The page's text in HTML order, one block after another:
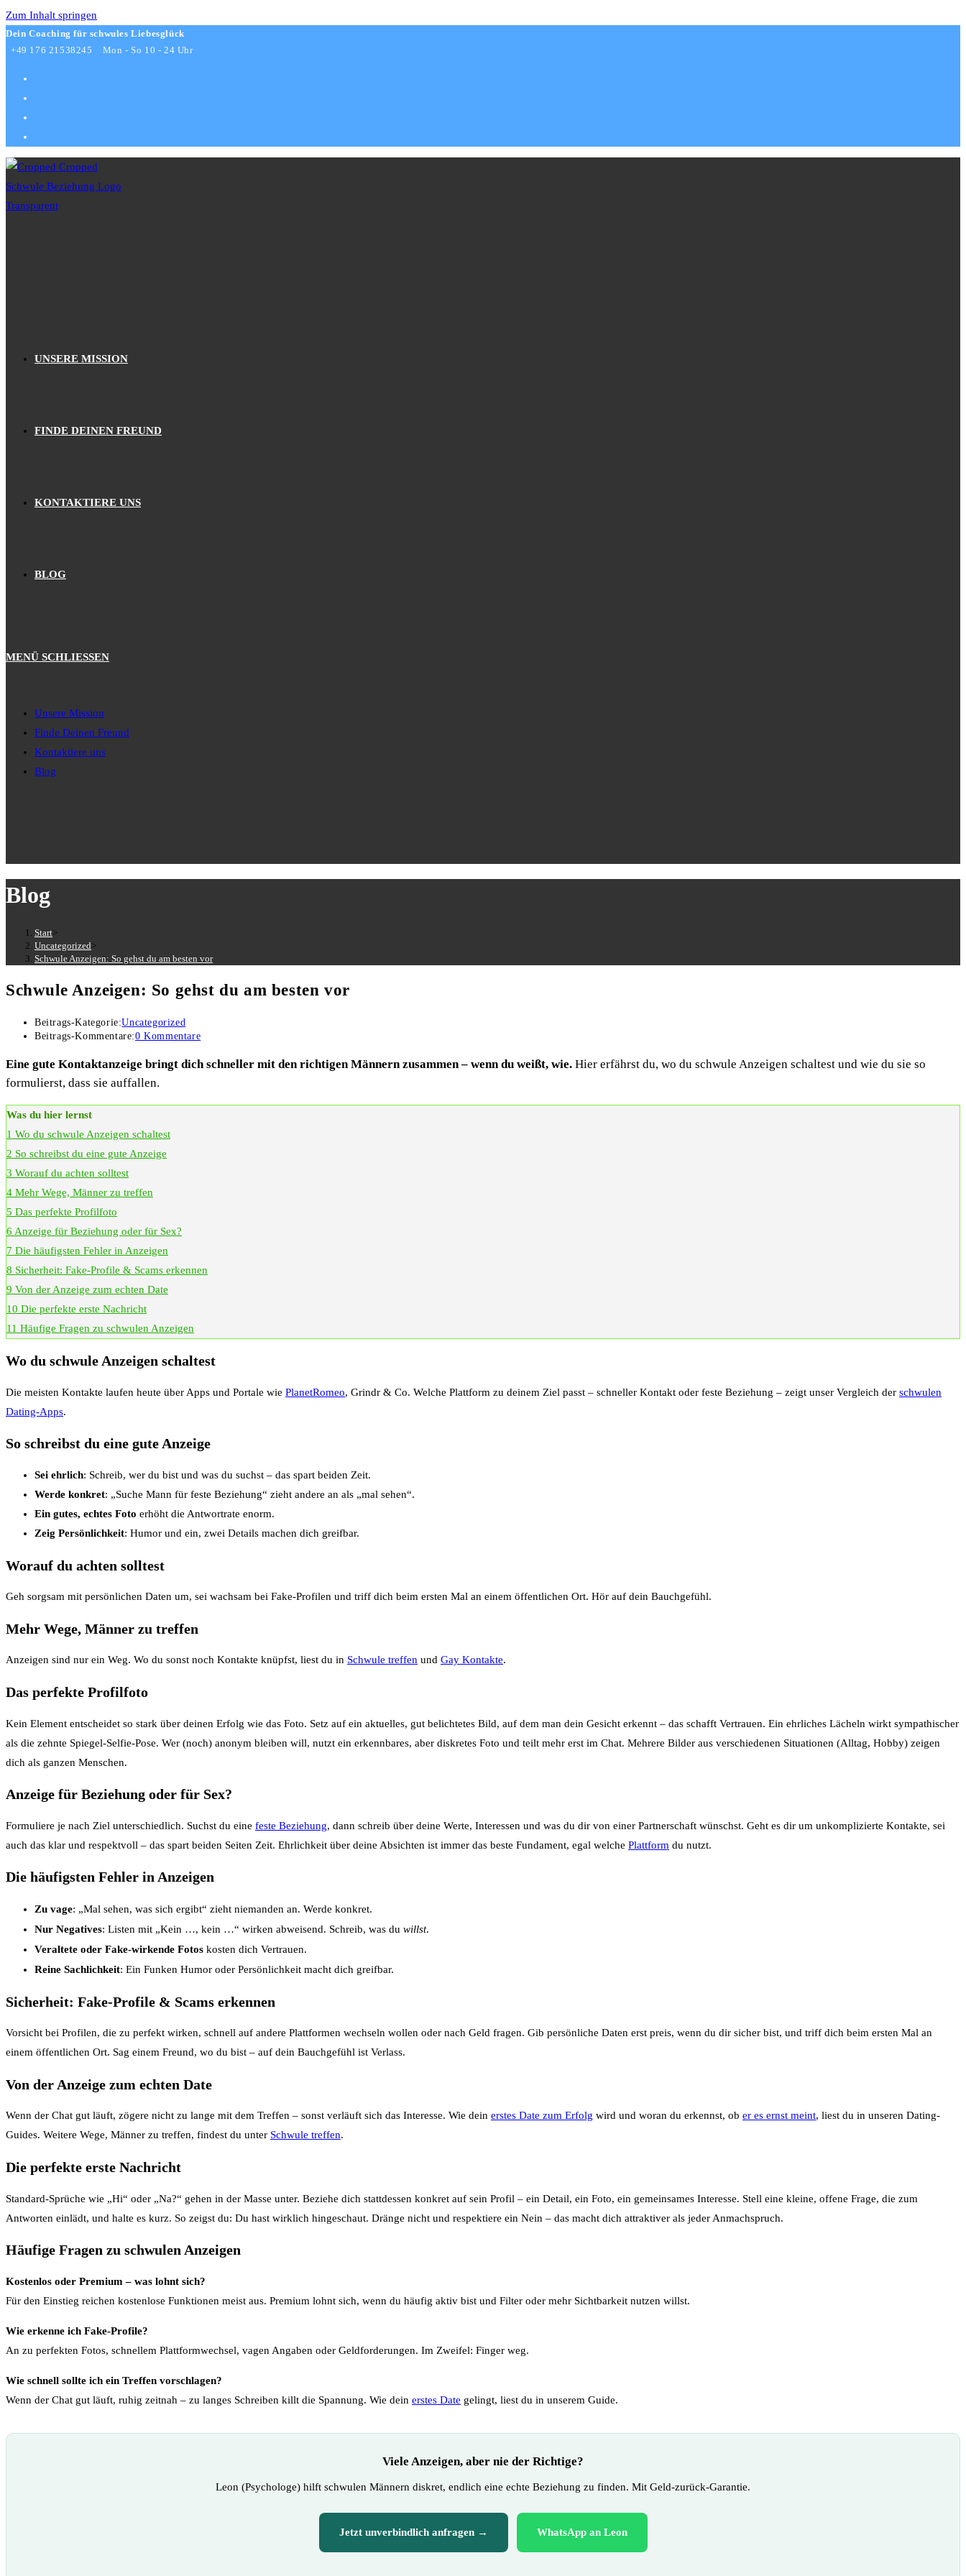
Zum Inhalt springen
Dein Coaching für schwules Liebesglück
+49 176 21538245
Mon - So 10 - 24 Uhr
UNSERE MISSION
FINDE DEINEN FREUND
KONTAKTIERE UNS
BLOG
MENÜ SCHLIESSEN
Unsere Mission
Finde Deinen Freund
Kontaktiere uns
Blog
Blog
Start>
Uncategorized>
Schwule Anzeigen: So gehst du am besten vor
Schwule Anzeigen: So gehst du am besten vor
Beitrags-Kategorie:Uncategorized
Beitrags-Kommentare:0 Kommentare
Eine gute Kontaktanzeige bringt dich schneller mit den richtigen Männern zusammen – wenn du weißt, wie. Hier erfährst du, wo du schwule Anzeigen schaltest und wie du sie so
formulierst, dass sie auffallen.
Was du hier lernst
1 Wo du schwule Anzeigen schaltest
2 So schreibst du eine gute Anzeige
3 Worauf du achten solltest
4 Mehr Wege, Männer zu treffen
5 Das perfekte Profilfoto
6 Anzeige für Beziehung oder für Sex?
7 Die häufigsten Fehler in Anzeigen
8 Sicherheit: Fake-Profile & Scams erkennen
9 Von der Anzeige zum echten Date
10 Die perfekte erste Nachricht
11 Häufige Fragen zu schwulen Anzeigen
Wo du schwule Anzeigen schaltest
Die meisten Kontakte laufen heute über Apps und Portale wie PlanetRomeo, Grindr & Co. Welche Plattform zu deinem Ziel passt – schneller Kontakt oder feste Beziehung – zeigt unser Vergleich der schwulen
Dating-Apps.
So schreibst du eine gute Anzeige
Sei ehrlich: Schreib, wer du bist und was du suchst – das spart beiden Zeit.
Werde konkret: „Suche Mann für feste Beziehung“ zieht andere an als „mal sehen“.
Ein gutes, echtes Foto erhöht die Antwortrate enorm.
Zeig Persönlichkeit: Humor und ein, zwei Details machen dich greifbar.
Worauf du achten solltest
Geh sorgsam mit persönlichen Daten um, sei wachsam bei Fake-Profilen und triff dich beim ersten Mal an einem öffentlichen Ort. Hör auf dein Bauchgefühl.
Mehr Wege, Männer zu treffen
Anzeigen sind nur ein Weg. Wo du sonst noch Kontakte knüpfst, liest du in Schwule treffen und Gay Kontakte.
Das perfekte Profilfoto
Kein Element entscheidet so stark über deinen Erfolg wie das Foto. Setz auf ein aktuelles, gut belichtetes Bild, auf dem man dein Gesicht erkennt – das schafft Vertrauen. Ein ehrliches Lächeln wirkt sympathischer
als die zehnte Spiegel-Selfie-Pose. Wer (noch) anonym bleiben will, nutzt ein erkennbares, aber diskretes Foto und teilt mehr erst im Chat. Mehrere Bilder aus verschiedenen Situationen (Alltag, Hobby) zeigen
dich als ganzen Menschen.
Anzeige für Beziehung oder für Sex?
Formuliere je nach Ziel unterschiedlich. Suchst du eine feste Beziehung, dann schreib über deine Werte, Interessen und was du dir von einer Partnerschaft wünschst. Geht es dir um unkomplizierte Kontakte, sei
auch das klar und respektvoll – das spart beiden Seiten Zeit. Ehrlichkeit über deine Absichten ist immer das beste Fundament, egal welche Plattform du nutzt.
Die häufigsten Fehler in Anzeigen
Zu vage: „Mal sehen, was sich ergibt“ zieht niemanden an. Werde konkret.
Nur Negatives: Listen mit „Kein …, kein …“ wirken abweisend. Schreib, was du willst.
Veraltete oder Fake-wirkende Fotos kosten dich Vertrauen.
Reine Sachlichkeit: Ein Funken Humor oder Persönlichkeit macht dich greifbar.
Sicherheit: Fake-Profile & Scams erkennen
Vorsicht bei Profilen, die zu perfekt wirken, schnell auf andere Plattformen wechseln wollen oder nach Geld fragen. Gib persönliche Daten erst preis, wenn du dir sicher bist, und triff dich beim ersten Mal an
einem öffentlichen Ort. Sag einem Freund, wo du bist – auf dein Bauchgefühl ist Verlass.
Von der Anzeige zum echten Date
Wenn der Chat gut läuft, zögere nicht zu lange mit dem Treffen – sonst verläuft sich das Interesse. Wie dein erstes Date zum Erfolg wird und woran du erkennst, ob er es ernst meint, liest du in unseren Dating-
Guides. Weitere Wege, Männer zu treffen, findest du unter Schwule treffen.
Die perfekte erste Nachricht
Standard-Sprüche wie „Hi“ oder „Na?“ gehen in der Masse unter. Beziehe dich stattdessen konkret auf sein Profil – ein Detail, ein Foto, ein gemeinsames Interesse. Stell eine kleine, offene Frage, die zum
Antworten einlädt, und halte es kurz. So zeigst du: Du hast wirklich hingeschaut. Dränge nicht und respektiere ein Nein – das macht dich attraktiver als jeder Anmachspruch.
Häufige Fragen zu schwulen Anzeigen
Kostenlos oder Premium – was lohnt sich?
Für den Einstieg reichen kostenlose Funktionen meist aus. Premium lohnt sich, wenn du häufig aktiv bist und Filter oder mehr Sichtbarkeit nutzen willst.
Wie erkenne ich Fake-Profile?
An zu perfekten Fotos, schnellem Plattformwechsel, vagen Angaben oder Geldforderungen. Im Zweifel: Finger weg.
Wie schnell sollte ich ein Treffen vorschlagen?
Wenn der Chat gut läuft, ruhig zeitnah – zu langes Schreiben killt die Spannung. Wie dein erstes Date gelingt, liest du in unserem Guide.
Viele Anzeigen, aber nie der Richtige?
Leon (Psychologe) hilft schwulen Männern diskret, endlich eine echte Beziehung zu finden. Mit Geld-zurück-Garantie.
Jetzt unverbindlich anfragen → WhatsApp an Leon